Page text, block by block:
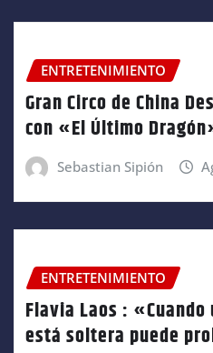
ENTRETENIMIENTO
Gran Circo de China
con «El Último
Sebastian Sipión
ENTRETENIMIENTO
Flavia Laos : «Cuando
está soltera puede